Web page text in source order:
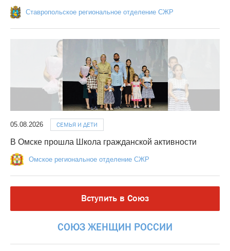
Ставропольское региональное отделение СЖР
05.08.2026 СЕМЬЯ И ДЕТИ
В Омске прошла Школа гражданской активности
Омское региональное отделение СЖР
Вступить в Союз
СОЮЗ ЖЕНЩИН РОССИИ